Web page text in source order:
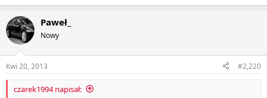
Paweł_
Nowy
Kwi 20, 2013 #2,220
czarek1994 napisał: